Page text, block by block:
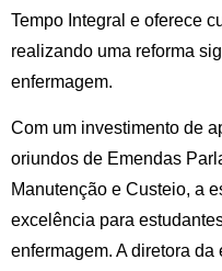
Tempo Integral e oferece
realizando uma reforma
enfermagem.
Com um investimento de
oriundos de Emendas
Manutenção e Custeio, a
excelência para
enfermagem. A diretora